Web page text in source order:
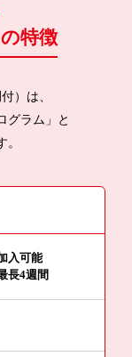
特徴
）は、
グラム」と
入可能
長4週間